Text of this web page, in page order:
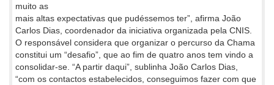
muito as
mais altas expectativas que pudéssemos ter”, afirma João
Carlos Dias, coordenador da iniciativa organizada pela CNIS.
O responsável considera que organizar o percurso da Chama
constitui um “desafio”, que ao fim de quatro anos tem vindo a
consolidar-se. “A partir daqui”, sublinha João Carlos Dias,
“com os contactos estabelecidos, conseguimos fazer com que